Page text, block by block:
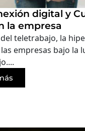
digital y
la empresa
del teletrabajo, la
empresas bajo la